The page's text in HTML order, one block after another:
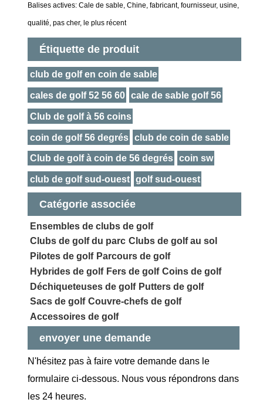
Balises actives: Cale de sable, Chine, fabricant, fournisseur, usine,
qualité, pas cher, le plus récent
Étiquette de produit
club de golf en coin de sable
cales de golf 52 56 60 cale de sable golf 56
Club de golf à 56 coins
coin de golf 56 degrés club de coin de sable
Club de golf à coin de 56 degrés coin sw
club de golf sud-ouest golf sud-ouest
Catégorie associée
Ensembles de clubs de golf
Clubs de golf du parc Clubs de golf au sol
Pilotes de golf Parcours de golf
Hybrides de golf Fers de golf Coins de golf
Déchiqueteuses de golf Putters de golf
Sacs de golf Couvre-chefs de golf
Accessoires de golf
envoyer une demande
N'hésitez pas à faire votre demande dans le
formulaire ci-dessous. Nous vous répondrons dans
les 24 heures.